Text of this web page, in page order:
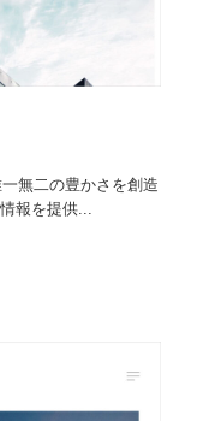
無二の豊かさを創造
報を提供...